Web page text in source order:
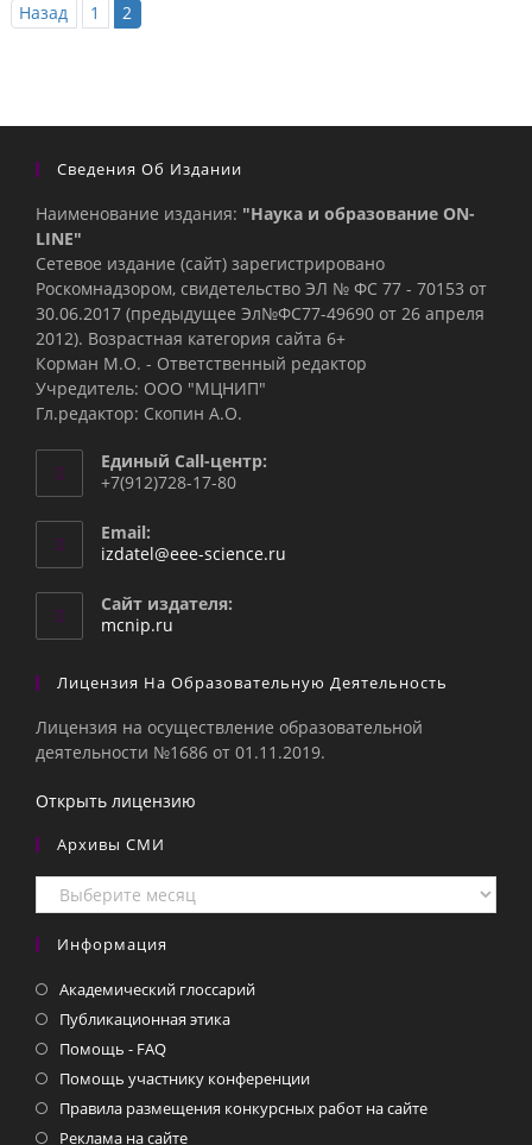
Назад 1 2
Сведения Об Издании
Наименование издания: "Наука и образование ON-
LINE"
Сетевое издание (сайт) зарегистрировано
Роскомнадзором, свидетельство ЭЛ № ФС 77 - 70153 от
30.06.2017 (предыдущее Эл№ФC77-49690 от 26 апреля
2012). Возрастная категория сайта 6+
Корман М.О. - Ответственный редактор
Учредитель: ООО "МЦНИП"
Гл.редактор: Скопин А.О.
Единый Call-центр:
+7(912)728-17-80
Email:
izdatel@eee-science.ru
Сайт издателя:
mcnip.ru
Лицензия На Образовательную Деятельность
Лицензия на осуществление образовательной
деятельности №1686 от 01.11.2019.
Открыть лицензию
Архивы СМИ
Архивы
СМИ
Информация
Академический глоссарий
Публикационная этика
Помощь - FAQ
Помощь участнику конференции
Правила размещения конкурсных работ на сайте
Реклама на сайте